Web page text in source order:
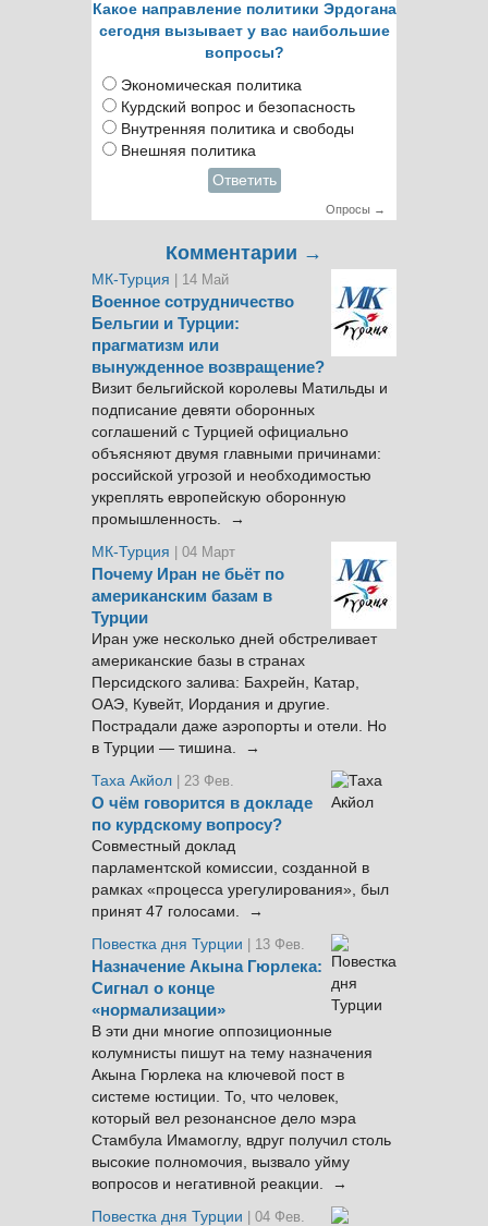
Какое направление политики Эрдогана
сегодня вызывает у вас наибольшие
вопросы?
Экономическая политика
Курдский вопрос и безопасность
Внутренняя политика и свободы
Внешняя политика
Ответить
Опросы →
Комментарии →
МК-Турция | 14 Май
Военное сотрудничество
Бельгии и Турции:
прагматизм или
вынужденное возвращение?
Визит бельгийской королевы Матильды и
подписание девяти оборонных
соглашений с Турцией официально
объясняют двумя главными причинами:
российской угрозой и необходимостью
укреплять европейскую оборонную
промышленность. →
МК-Турция
| 04 Март
Почему Иран не бьёт по
американским базам в
Турции
Иран уже несколько дней обстреливает
американские базы в странах
Персидского залива: Бахрейн, Катар,
ОАЭ, Кувейт, Иордания и другие.
Пострадали даже аэропорты и отели. Но
в Турции — тишина. →
Таха Акйол | 23 Фев.
О чём говорится в докладе
по курдскому вопросу?
Совместный доклад
парламентской комиссии, созданной в
рамках «процесса урегулирования», был
принят 47 голосами. →
Повестка дня Турции
| 13 Фев.
Назначение Акына Гюрлека:
Сигнал о конце
«нормализации»
В эти дни многие оппозиционные
колумнисты пишут на тему назначения
Акына Гюрлека на ключевой пост в
системе юстиции. То, что человек,
который вел резонансное дело мэра
Стамбула Имамоглу, вдруг получил столь
высокие полномочия, вызвало уйму
вопросов и негативной реакции. →
Повестка дня Турции
| 04 Фев.